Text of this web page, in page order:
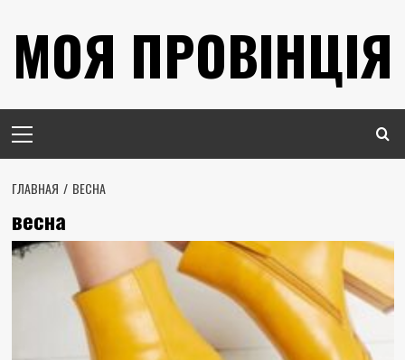
содержимому
МОЯ ПРОВІНЦІЯ
меню
ГЛАВНАЯ ВЕСНА
весна